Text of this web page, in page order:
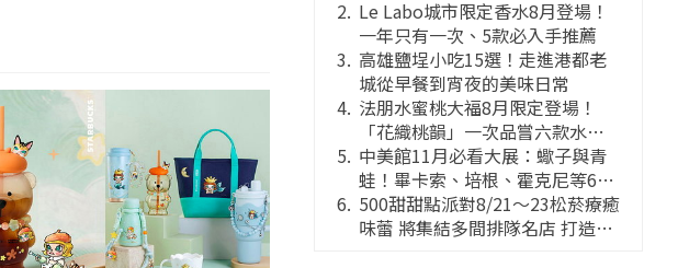
Le Labo城市限定香水8月登場！
一年只有一次、5款必入手推薦
高雄鹽埕小吃15選！走進港都老
城從早餐到宵夜的美味日常
法朋水蜜桃大福8月限定登場！
「花織桃韻」一次品嘗六款水蜜
桃花果大福
中美館11月必看大展：蠍子與青
蛙！畢卡索、培根、霍克尼等66
件國巨典藏亮相
500甜甜點派對8/21～23松菸療癒
味蕾 將集結多間排隊名店 打造靈